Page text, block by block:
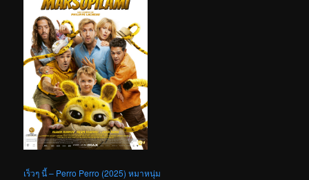
เร็วๆ นี้ – Perro Perro (2025) หมาหนุ่ม